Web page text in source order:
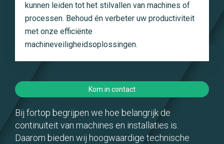
kunnen leiden tot het stilvallen van machines of
processen. Behoud én verbeter uw productiviteit
met onze efficiënte
machineveiligheidsoplossingen.
Kom in contact
Bij fortop begrijpen we hoe belangrijk de
continuïteit van machines en installaties is.
Daarom bieden wij hoogwaardige technische